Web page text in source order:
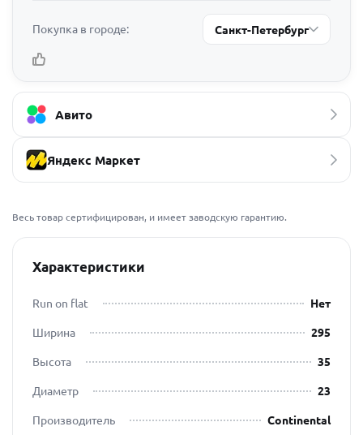
Покупка в городе: Санкт-Петербург
Авито
Яндекс Маркет
Весь товар сертифицирован, и имеет заводскую гарантию.
Характеристики
Run on flat
Нет
Ширина
295
Высота
35
Диаметр
23
Производитель
Continental